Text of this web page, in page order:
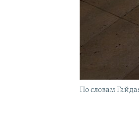
По словам